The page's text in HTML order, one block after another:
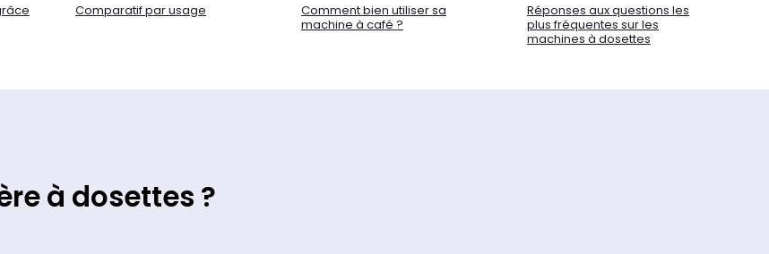
Comparatif par usage
Comment bien utiliser sa
machine à café ?
Réponses aux questions les
plus fréquentes sur les
machines à dosettes
à dosettes ?